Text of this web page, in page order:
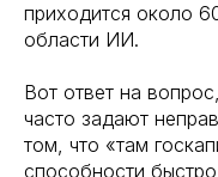
приходится около
области ИИ.
Вот ответ на
часто задают
том, что «там
способности